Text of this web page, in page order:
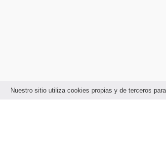
Nuestro sitio utiliza cookies propias y de terceros